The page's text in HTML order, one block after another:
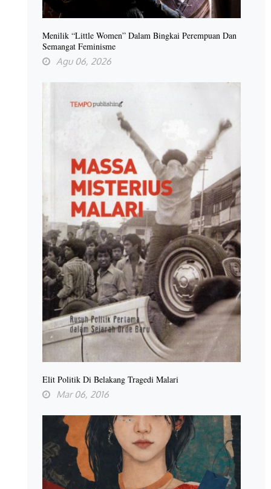
Menilik “Little Women” Dalam Bingkai Perempuan Dan
Semangat Feminisme
Agu 06, 2026
Elit Politik Di Belakang Tragedi Malari
Mar 06, 2016